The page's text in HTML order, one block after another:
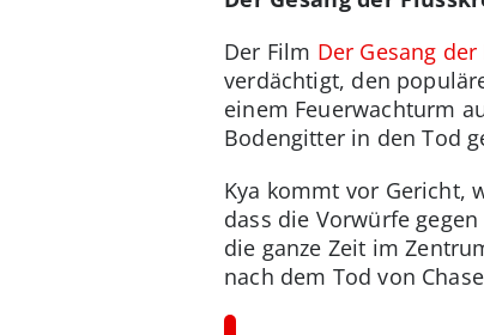
Der Film Der Gesang
verdächtigt, den
einem Feuerwachturm
Bodengitter in den Tod
Kya kommt vor Gericht,
dass die Vorwürfe
die ganze Zeit im
nach dem Tod von